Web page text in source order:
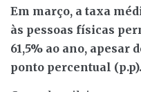
Em março, a taxa
às pessoas físicas
61,5% ao ano, apesar
ponto percentual (p.p).